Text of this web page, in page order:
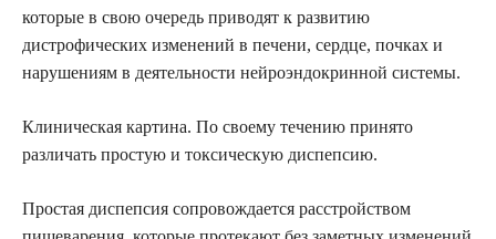
которые в свою очередь приводят к развитию
дистрофических изменений в печени, сердце, почках и
нарушениям в деятельности нейроэндокринной системы.
Клиническая картина. По своему течению принято
различать простую и токсическую диспепсию.
Простая диспепсия сопровождается расстройством